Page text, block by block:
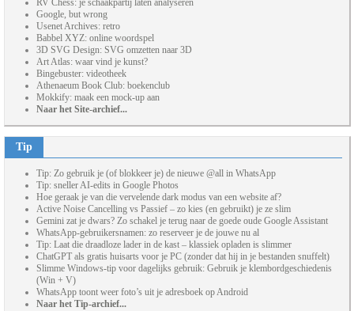
RV Chess: je schaakpartij laten analyseren
Google, but wrong
Usenet Archives: retro
Babbel XYZ: online woordspel
3D SVG Design: SVG omzetten naar 3D
Art Atlas: waar vind je kunst?
Bingebuster: videotheek
Athenaeum Book Club: boekenclub
Mokkify: maak een mock-up aan
Naar het Site-archief...
Tip
Tip: Zo gebruik je (of blokkeer je) de nieuwe @all in WhatsApp
Tip: sneller AI-edits in Google Photos
Hoe geraak je van die vervelende dark modus van een website af?
Active Noise Cancelling vs Passief – zo kies (en gebruikt) je ze slim
Gemini zat je dwars? Zo schakel je terug naar de goede oude Google Assistant
WhatsApp-gebruikersnamen: zo reserveer je de jouwe nu al
Tip: Laat die draadloze lader in de kast – klassiek opladen is slimmer
ChatGPT als gratis huisarts voor je PC (zonder dat hij in je bestanden snuffelt)
Slimme Windows-tip voor dagelijks gebruik: Gebruik je klembordgeschiedenis
(Win + V)
WhatsApp toont weer foto’s uit je adresboek op Android
Naar het Tip-archief...